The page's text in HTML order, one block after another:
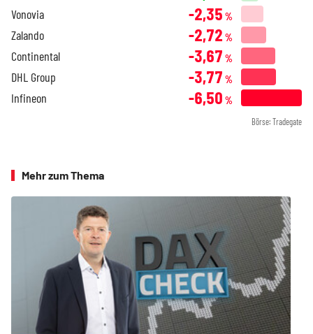
Vonovia -2,35 %
Zalando -2,72 %
Continental -3,67 %
DHL Group -3,77 %
Infineon -6,50 %
Börse: Tradegate
Mehr zum Thema